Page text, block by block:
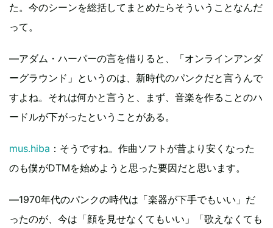
た。今のシーンを総括してまとめたらそういうことなんだ
って。
―アダム・ハーパーの言を借りると、「オンラインアンダ
ーグラウンド」というのは、新時代のパンクだと言うんで
すよね。それは何かと言うと、まず、音楽を作ることのハ
ードルが下がったということがある。
mus.hiba ：そうですね。作曲ソフトが昔より安くなった
のも僕がDTMを始めようと思った要因だと思います。
―1970年代のパンクの時代は「楽器が下手でもいい」だ
ったのが、今は「顔を見せなくてもいい」「歌えなくても